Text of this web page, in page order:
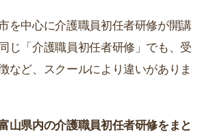
を中心に介護職員初任者研修が開講
じ「介護職員初任者研修」でも、受
など、スクールにより違いがありま
山県内の介護職員初任者研修をまと